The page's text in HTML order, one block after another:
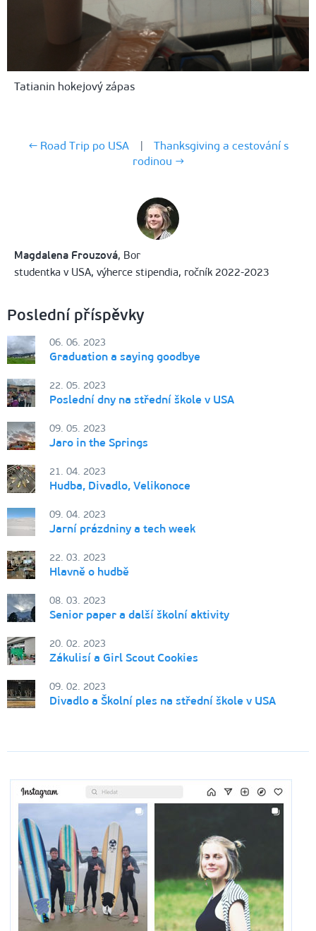
Tatianin hokejový zápas
← Road Trip po USA |
Thanksgiving a cestování s
rodinou →
Magdalena Frouzová, Bor
studentka v USA, výherce stipendia, ročník 2022-2023
Poslední příspěvky
06. 06. 2023
Graduation a saying goodbye
22. 05. 2023
Poslední dny na střední škole v USA
09. 05. 2023
Jaro in the Springs
21. 04. 2023
Hudba, Divadlo, Velikonoce
09. 04. 2023
Jarní prázdniny a tech week
22. 03. 2023
Hlavně o hudbě
08. 03. 2023
Senior paper a další školní aktivity
20. 02. 2023
Zákulisí a Girl Scout Cookies
09. 02. 2023
Divadlo a Školní ples na střední škole v USA